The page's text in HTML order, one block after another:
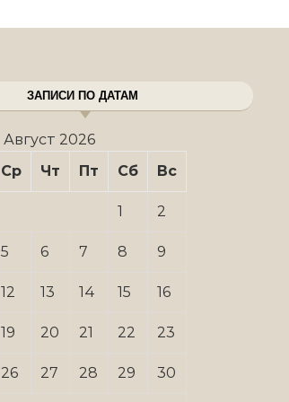
ЗАПИСИ ПО ДАТАМ
Август 2026
Ср Чт Пт Сб Вс
1 2
5 6 7 8 9
12 13 14 15 16
19 20 21 22 23
26 27 28 29 30